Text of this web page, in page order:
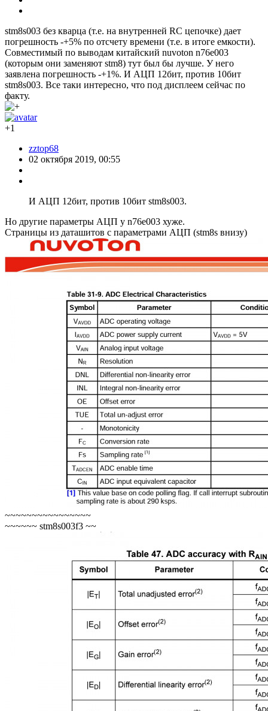
stm8s003 без кварца (т.е. на внутренней RC цепочке) дает
погрешность -+5% по отсчету времени (т.е. в итоге емкости).
Совместимый по выводам китайский nuvoton n76e003
(которым они заменяют stm8) тут был бы лучше. У него
заявлена погрешность -+1%. И АЦП 12бит, против 10бит
stm8s003. Все таки интересно, что под дисплеем сейчас по
факту.
+1
zztop68
02 октября 2019, 00:55
И АЦП 12бит, против 10бит stm8s003.
Но другие параметры АЦП у n76e003 хуже.
Страницы из даташитов с параметрами АЦП (stm8s внизу)
~~~~~~~~~~~~~~~~
~~~~~~ stm8s003f3 ~~